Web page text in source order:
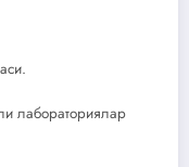
лабораториялар